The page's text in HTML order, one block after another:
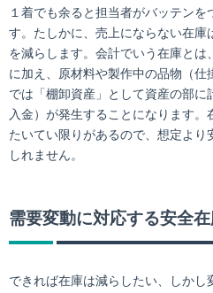
１着でも余ると担当者がバッテンを
す。たしかに、売上にならない在庫
を減らします。会計でいう在庫と
に加え、原材料や製作中の品物（
では「棚卸資産」として資産の部
入金）が発生することになります
たいてい限りがあるので、想定より
しれません。
需要変動に対応する安全
できれば在庫は減らしたい、しか